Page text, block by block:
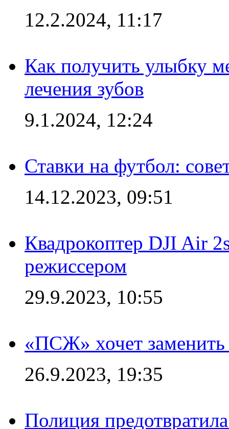
12.2.2024, 11:17
Как получить улыбку
лечения зубов
9.1.2024, 12:24
Ставки на футбол:
14.12.2023, 09:51
Квадрокоптер DJI Air
режиссером
29.9.2023, 10:55
«ПСЖ» хочет
26.9.2023, 19:35
Полиция